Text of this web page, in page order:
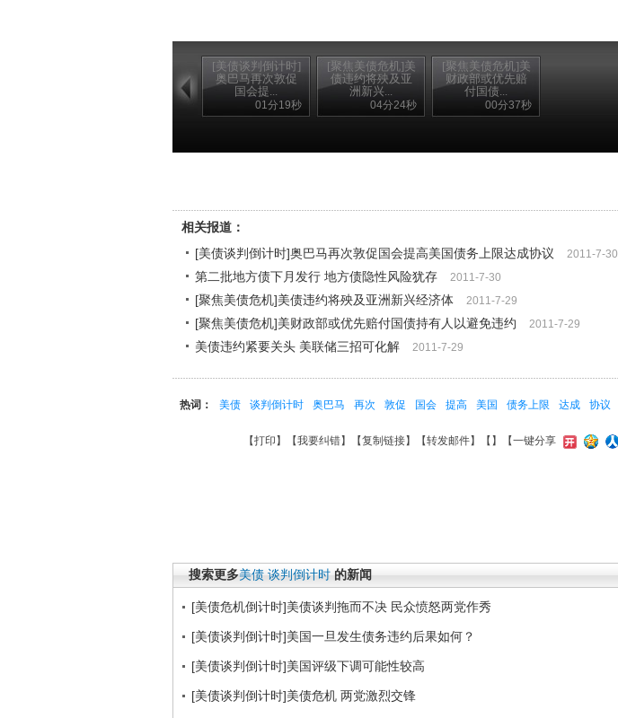
[美债谈判倒计时]
奥巴马再次敦促
国会提...
01分19秒
[聚焦美债危机]美
债违约将殃及亚
洲新兴...
04分24秒
[聚焦美债危机]美
财政部或优先赔
付国债...
00分37秒
相关报道：
[美债谈判倒计时]奥巴马再次敦促国会提高美国债务上限达成协议
2011-7-30
第二批地方债下月发行 地方债隐性风险犹存 2011-7-30
[聚焦美债危机]美债违约将殃及亚洲新兴经济体 2011-7-29
[聚焦美债危机]美财政部或优先赔付国债持有人以避免违约 2011-7-29
美债违约紧要关头 美联储三招可化解 2011-7-29
热词： 美债 谈判倒计时 奥巴马 再次 敦促 国会 提高 美国 债务上限 达成 协议
【打印 】【我要纠错】【复制链接】【转发邮件】【 】 【一键分享
搜索更多美债 谈判倒计时 的新闻
[美债危机倒计时]美债谈判拖而不决 民众愤怒两党作秀
[美债谈判倒计时]美国一旦发生债务违约后果如何？
[美债谈判倒计时]美国评级下调可能性较高
[美债谈判倒计时]美债危机 两党激烈交锋